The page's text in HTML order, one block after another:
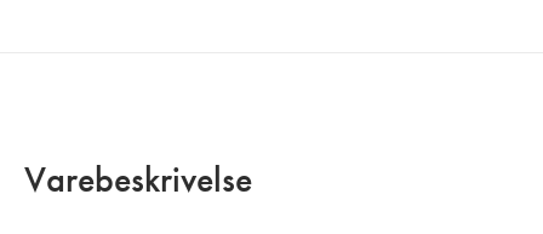
Varebeskrivelse